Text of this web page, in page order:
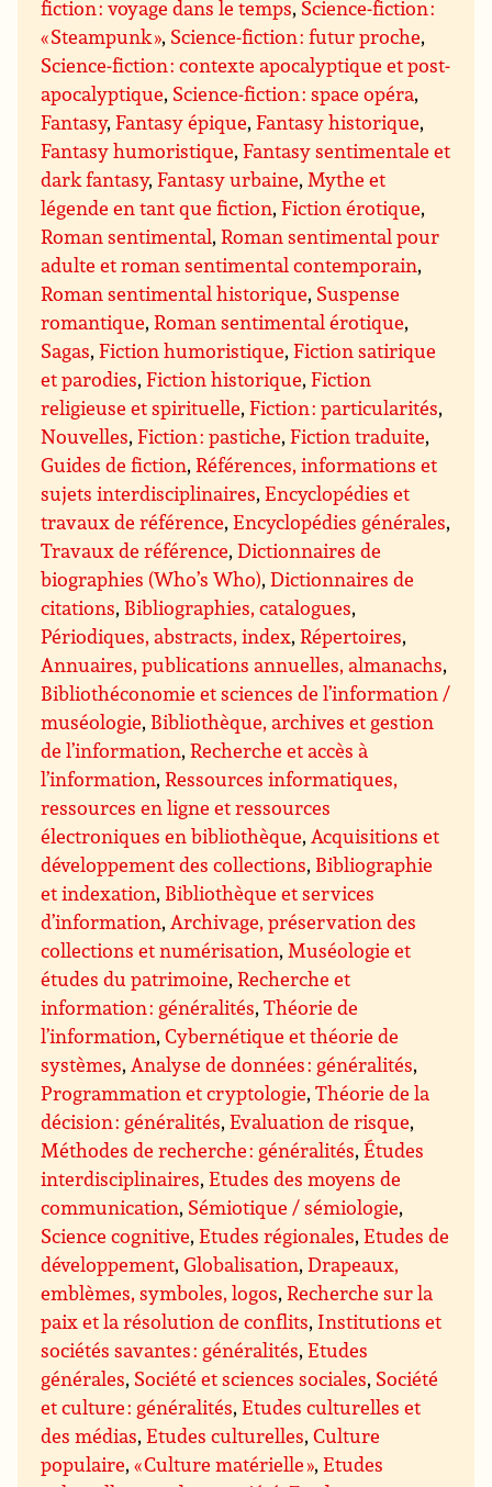
fiction : voyage dans le temps, Science-fiction :
« Steampunk », Science-fiction : futur proche,
Science-fiction : contexte apocalyptique et post-
apocalyptique, Science-fiction : space opéra,
Fantasy,Fantasy épique,Fantasy historique,
Fantasy humoristique,Fantasy sentimentale et
dark fantasy,Fantasy urbaine,Mythe et
légende en tant que fiction,Fiction érotique,
Roman sentimental,Roman sentimental pour
adulte et roman sentimental contemporain,
Roman sentimental historique, Suspense
romantique,Roman sentimental érotique,
Sagas,Fiction humoristique,Fiction satirique
et parodies,Fiction historique,Fiction
religieuse et spirituelle,Fiction : particularités,
Nouvelles,Fiction : pastiche,Fiction traduite,
Guides de fiction,Références, informations et
sujets interdisciplinaires,Encyclopédies et
travaux de référence,Encyclopédies générales,
Travaux de référence,Dictionnaires de
biographies (Who’s Who),Dictionnaires de
citations, Bibliographies, catalogues,
Périodiques, abstracts, index,Répertoires,
Annuaires, publications annuelles, almanachs,
Bibliothéconomie et sciences de l’information /
muséologie, Bibliothèque, archives et gestion
de l’information,Recherche et accès à
l’information,Ressources informatiques,
ressources en ligne et ressources
électroniques en bibliothèque,Acquisitions et
développement des collections, Bibliographie
et indexation, Bibliothèque et services
d’information,Archivage, préservation des
collections et numérisation,Muséologie et
études du patrimoine,Recherche et
information : généralités,Théorie de
l’information,Cybernétique et théorie de
systèmes,Analyse de données : généralités,
Programmation et cryptologie,Théorie de la
décision : généralités,Evaluation de risque,
Méthodes de recherche : généralités,Études
interdisciplinaires,Etudes des moyens de
communication, Sémiotique / sémiologie,
Science cognitive,Etudes régionales,Etudes de
développement,Globalisation,Drapeaux,
emblèmes, symboles, logos,Recherche sur la
paix et la résolution de conflits, Institutions et
sociétés savantes : généralités,Etudes
générales, Société et sciences sociales, Société
et culture : généralités,Etudes culturelles et
des médias,Etudes culturelles,Culture
populaire,« Culture matérielle »,Etudes